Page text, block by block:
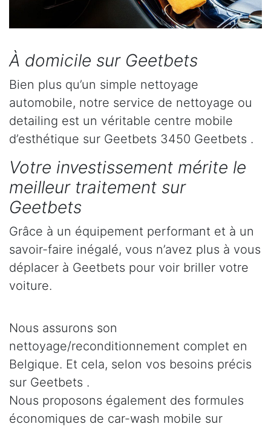
À domicile sur Geetbets
Bien plus qu’un simple nettoyage
automobile, notre service de nettoyage ou
detailing est un véritable centre mobile
d’esthétique sur Geetbets 3450 Geetbets .
Votre investissement mérite le
meilleur traitement sur
Geetbets
Grâce à un équipement performant et à un
savoir-faire inégalé, vous n’avez plus à vous
déplacer à Geetbets pour voir briller votre
voiture.
Nous assurons son
nettoyage/reconditionnement complet en
Belgique. Et cela, selon vos besoins précis
sur Geetbets .
Nous proposons également des formules
économiques de car-wash mobile sur